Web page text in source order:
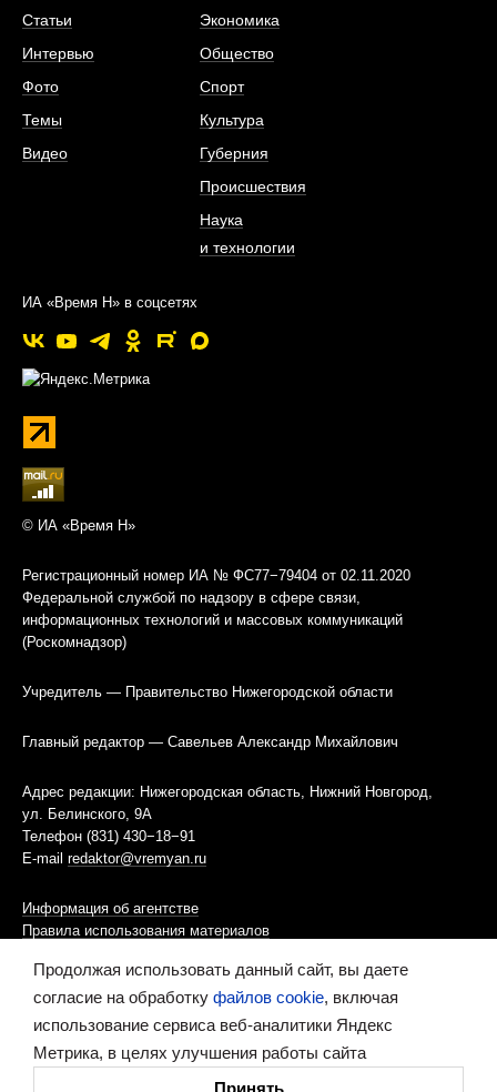
Статьи
Интервью
Фото
Темы
Видео
Экономика
Общество
Спорт
Культура
Губерния
Происшествия
Наука
и технологии
ИА «Время Н» в соцсетях
© ИА «Время Н»
Регистрационный номер ИА № ФС77−79404 от 02.11.2020
Федеральной службой по надзору в сфере связи,
информационных технологий и массовых коммуникаций
(Роскомнадзор)
Учредитель — Правительство Нижегородской области
Главный редактор — Савельев Александр Михайлович
Адрес редакции: Нижегородская область, Нижний Новгород,
ул. Белинского, 9А
Телефон (831) 430−18−91
E-mail redaktor@vremyan.ru
Информация об агентстве
Правила использования материалов
Информационная политика использования «cookies»-файлов
Ресурс содержит материалы 16+
Продолжая использовать данный сайт, вы даете
согласие на обработку файлов cookie, включая
использование сервиса веб-аналитики Яндекс
Метрика, в целях улучшения работы сайта
Принять